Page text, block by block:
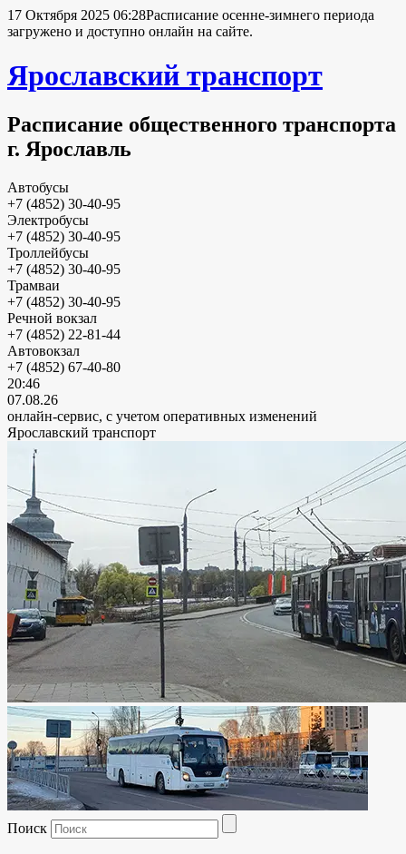
17 Октября 2025 06:28Расписание осенне-зимнего периода
загружено и доступно онлайн на сайте.
Ярославский транспорт
Расписание общественного транспорта
г. Ярославль
Автобусы
+7 (4852) 30-40-95
Электробусы
+7 (4852) 30-40-95
Троллейбусы
+7 (4852) 30-40-95
Трамваи
+7 (4852) 30-40-95
Речной вокзал
+7 (4852) 22-81-44
Автовокзал
+7 (4852) 67-40-80
20:46
07.08.26
онлайн-сервис, с учетом оперативных изменений
Ярославский транспорт
Поиск